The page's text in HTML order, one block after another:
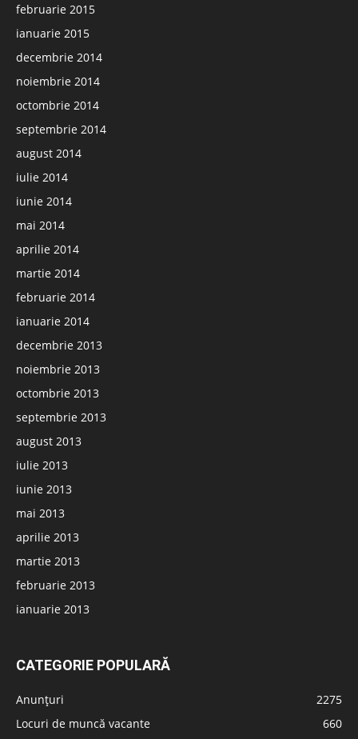
februarie 2015
ianuarie 2015
decembrie 2014
noiembrie 2014
octombrie 2014
septembrie 2014
august 2014
iulie 2014
iunie 2014
mai 2014
aprilie 2014
martie 2014
februarie 2014
ianuarie 2014
decembrie 2013
noiembrie 2013
octombrie 2013
septembrie 2013
august 2013
iulie 2013
iunie 2013
mai 2013
aprilie 2013
martie 2013
februarie 2013
ianuarie 2013
CATEGORIE POPULARĂ
Anunțuri
2275
Locuri de muncă vacante
660